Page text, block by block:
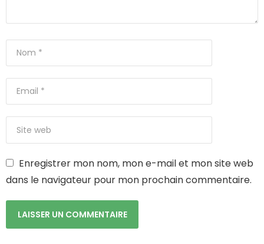
Enregistrer mon nom, mon e-mail et mon site web
dans le navigateur pour mon prochain commentaire.